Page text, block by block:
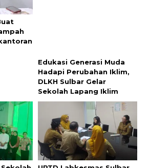
UPTD Labkesmas Sulbar
Perkuat Sinergi
Pengelolaan Limbah B3